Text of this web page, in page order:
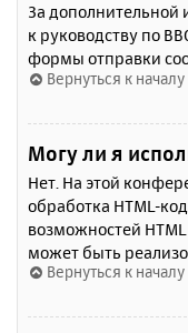
За дополнительной
к руководству по
формы отправки
Вернуться к началу
Могу ли я
Нет. На этой
обработка HTML-
возможностей
может быть
Вернуться к началу